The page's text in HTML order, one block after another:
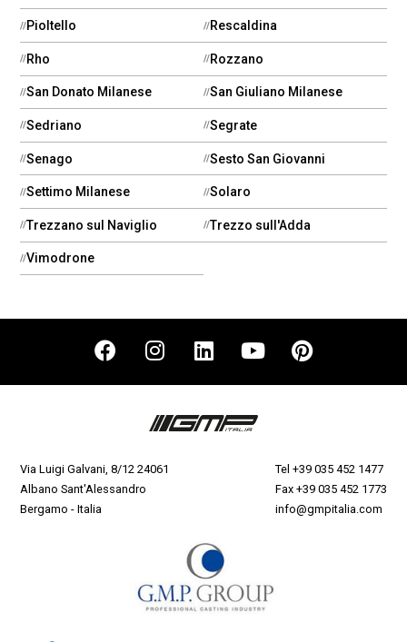
Pioltello Rescaldina
Rho Rozzano
San Donato Milanese San Giuliano Milanese
Sedriano Segrate
Senago Sesto San Giovanni
Settimo Milanese Solaro
Trezzano sul Naviglio Trezzo sull'Adda
Vimodrone
Via Luigi Galvani, 8/12 24061
Albano Sant'Alessandro
Bergamo - Italia
Tel +39 035 452 1477
Fax +39 035 452 1773
info@gmpitalia.com